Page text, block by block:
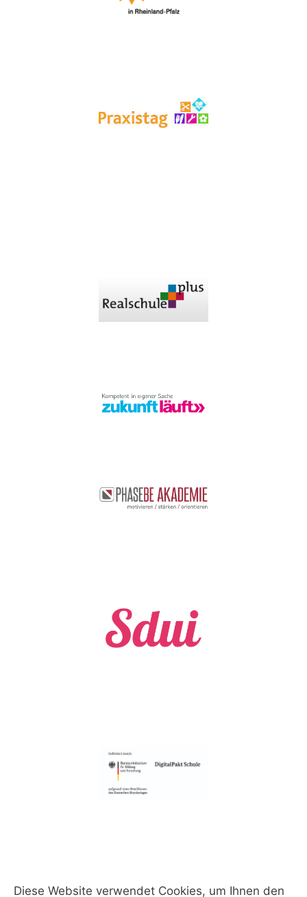
Diese Website verwendet Cookies, um Ihnen den